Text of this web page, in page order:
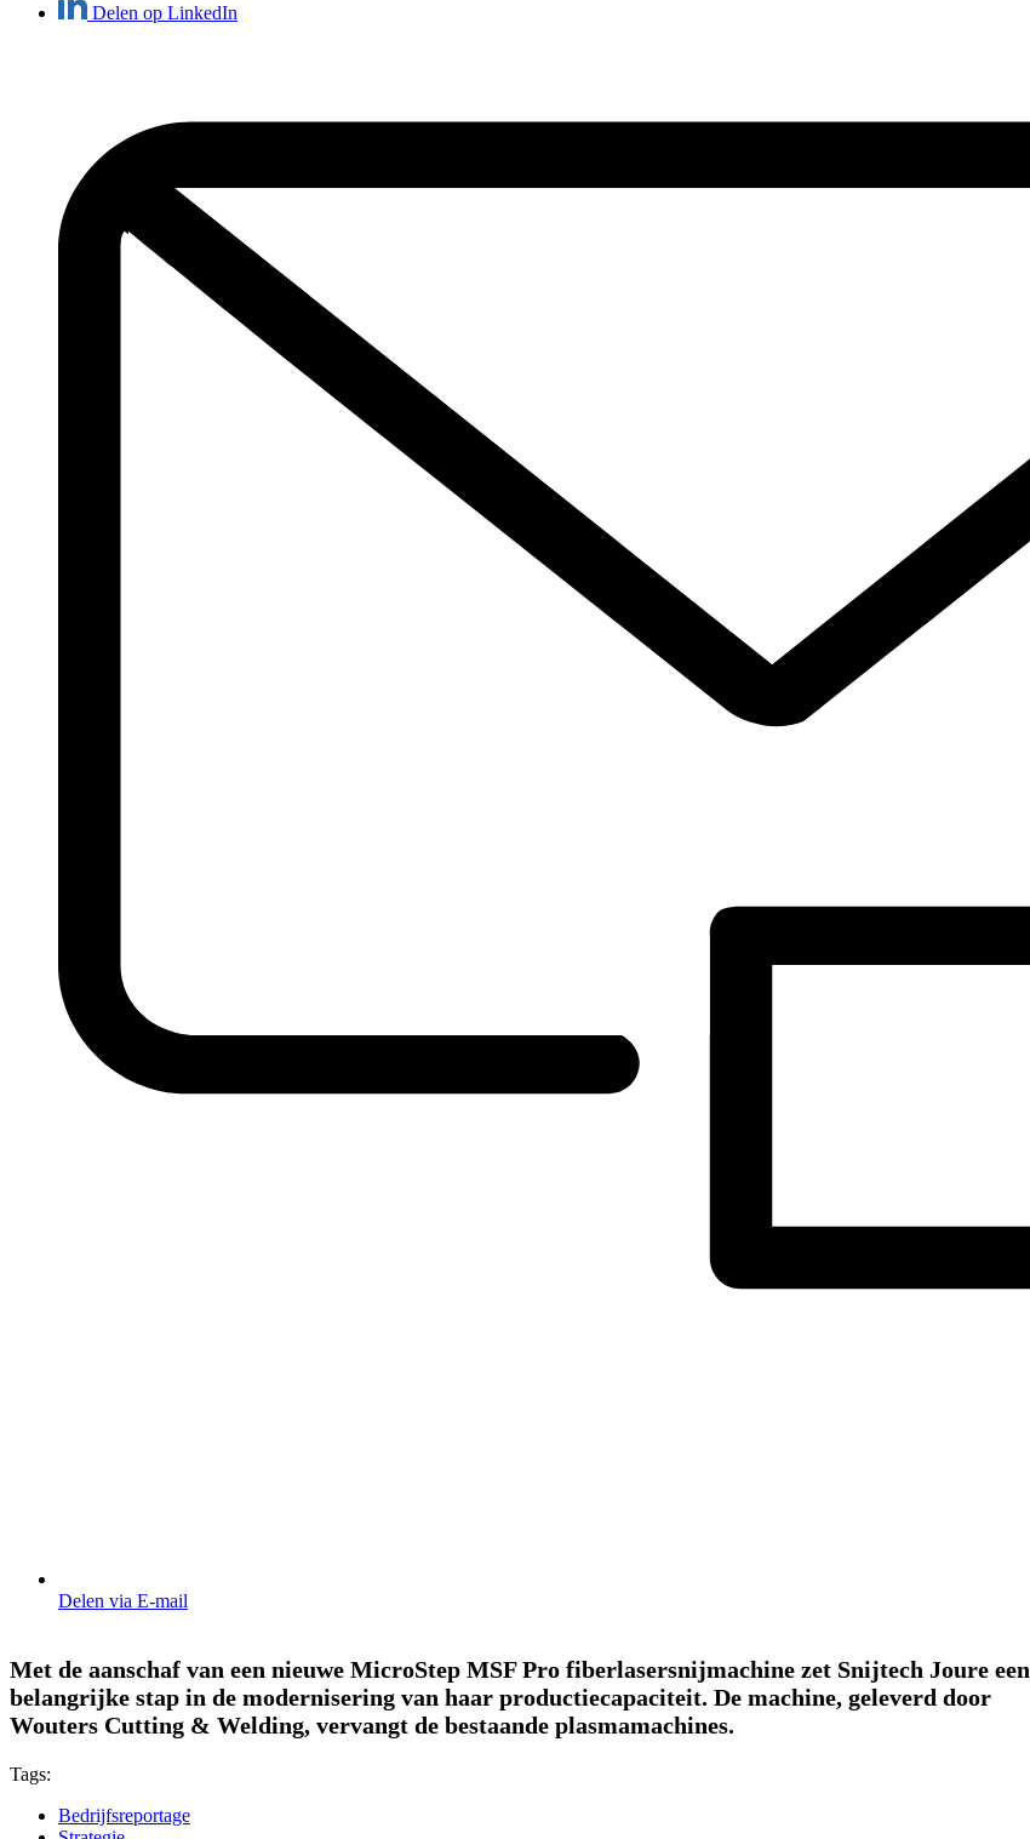
Delen op LinkedIn
Delen via E-mail
Met de aanschaf van een nieuwe MicroStep MSF Pro fiberlasersnijmachine zet Snijtech Joure een
belangrijke stap in de modernisering van haar productiecapaciteit. De machine, geleverd door
Wouters Cutting & Welding, vervangt de bestaande plasmamachines.
Tags:
Bedrijfsreportage